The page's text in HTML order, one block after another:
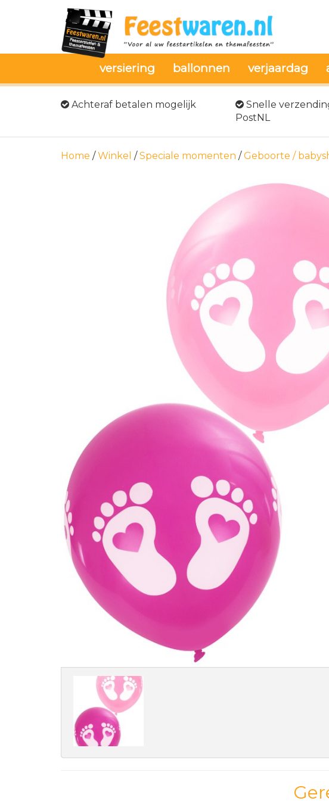
versiering ballonnen verjaardag
Achteraf betalen mogelijk
Snelle
PostNL
Home /Winkel /Speciale momenten /Geboorte /